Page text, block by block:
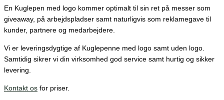
En Kuglepen med logo kommer optimalt til sin ret på messer som
giveaway, på arbejdspladser samt naturligvis som reklamegave til
kunder, partnere og medarbejdere.
Vi er leveringsdygtige af Kuglepenne med logo samt uden logo.
Samtidig sikrer vi din virksomhed god service samt hurtig og sikker
levering.
Kontakt os for priser.